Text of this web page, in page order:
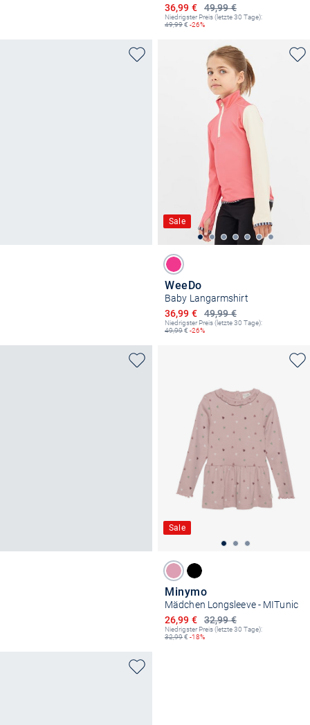
49,99 €
Ermäßigter Preis
36,99 €
Niedrigster Preis (letzte 30 Tage):
49,99€ -26%
Sale
WeeDo
Baby Langarmshirt
49,99 €
Ermäßigter Preis
36,99 €
Niedrigster Preis (letzte 30 Tage):
49,99€ -26%
Sale
Minymo
Mädchen Longsleeve - MITunic
32,99 €
Ermäßigter Preis
26,99 €
Niedrigster Preis (letzte 30 Tage):
32,99€ -18%